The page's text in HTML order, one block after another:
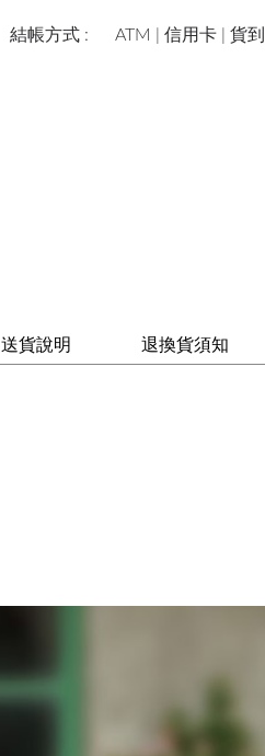
結帳方式 : ATM | 信用卡 | 貨
送貨說明 退換貨須知